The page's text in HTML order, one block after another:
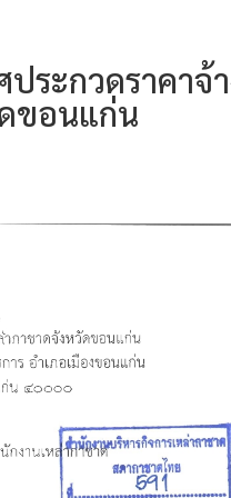
ระกวดราคาจ้
ขอนแก่น